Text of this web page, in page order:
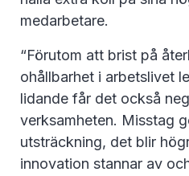
medarbetare.
“Förutom att brist på
ohållbarhet i arbetslivet
lidande får det också
verksamheten. Misstag
utsträckning, det blir
innovation stannar av